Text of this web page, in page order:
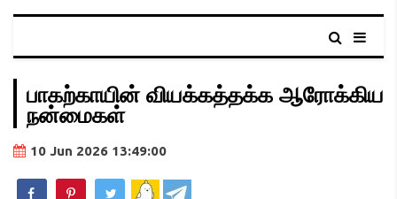
பாகற்காயின் வியக்கத்தக்க ஆரோக்கிய
நன்மைகள்
10 Jun 2026 13:49:00